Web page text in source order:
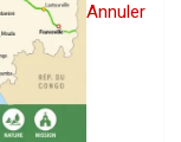
Annuler